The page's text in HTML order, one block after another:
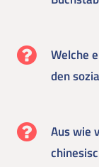
Welche
den
Aus wie